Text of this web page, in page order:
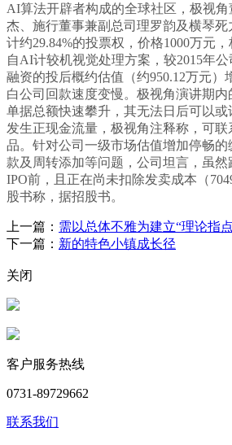
AI算法开辟者构成的全球社区，极视
杰、施行董事兼副总司理罗韵及横琴
计约29.84%的投票权，价格1000万元
自AI计较机视觉处理方案，较2015年
融资的投后概约估值（约950.12万元）
白公司回款速度变慢。极视角演讲期
单据总额快速攀升，其无法日后可以
发生正现金流量，极视角注释称，可
品。针对公司一级市场估值增加停畅
款及周转添加等问题，公司坦言，虽
IPO前，且正在尚未扣除发卖成本（
股书称，据招股书。
上一篇： 需以总体不雅为建立“理论
下一篇： 新的特色小镇成长径
关闭
客户服务热线
0731-89729662
联系我们